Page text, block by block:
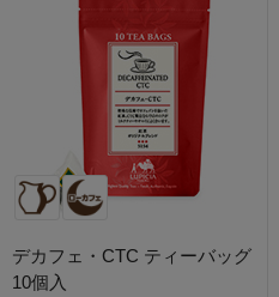
デカフェ・CTC ティーバッグ
10個入